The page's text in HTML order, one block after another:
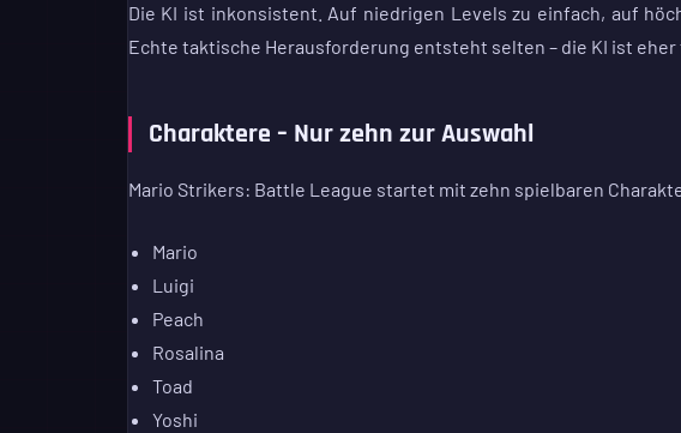
Die KI ist inkonsistent. Auf niedrigen Levels zu einfach, auf
Echte taktische Herausforderung entsteht selten – die KI ist
Charaktere – Nur zehn zur Auswahl
Mario Strikers: Battle League startet mit zehn spielbaren
Mario
Luigi
Peach
Rosalina
Toad
Yoshi